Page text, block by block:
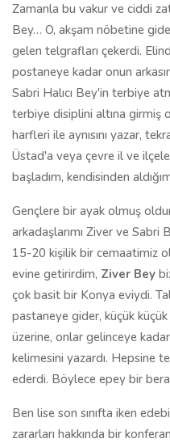
Zamanla bu vakur ve ciddi
Bey… O, akşam nöbetine
gelen telgrafları çekerdi.
postaneye kadar onun
Sabri Halıcı Bey'in terbiye
terbiye disiplini altına girmiş
harfleri ile aynısını yazar,
Üstad'a veya çevre il ve
başladım, kendisinden
Gençlere bir ayak olmuş
arkadaşlarımı Ziver ve Sabri
15-20 kişilik bir cemaatimiz
evine getirirdim, Ziver Bey
çok basit bir Konya eviydi.
pastaneye gider, küçük
üzerine, onlar gelinceye
kelimesini yazardı. Hepsine
ederdi. Böylece epey bir
Ben lise son sınıfta iken
zararları hakkında bir